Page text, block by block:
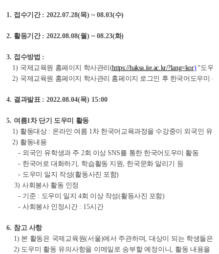
1. 접수기간 : 2022.07.28(목) ~ 08.03(수)
2. 활동기간 : 2022.08.08(월 ) ~ 08.23(화)
3. 접수방법 :
1) 국제교육원 홈페이지 학사관리(https://haksa.iie.ac.kr/?lang=kor) “도우
2) 국제교육원 홈페이지 학사관리 홈페이지 로그인 후 한국어도우미
4. 결과발표 : 2022.08.04(목) 15:00
5. 여름1 차 단기 도우미 활동
1) 활동대상 : 온라인 여름 1 차 한국어교육과정을 수강중이 외국인 유
2) 활동내용
- 외국인 유학생과 주 2회 이상 SNS를 통한 한국어도우미 활동
- 한국어로 대화하기 학습활동 지원
한국문화 알리기 등
- 도우미 일지 작성(활동사진 포함)
3)사회봉사 활동 인정
- 기준 : 도우미 일지 4회 이상 작성(활동사진 포함)
-사회봉사 인정시간 : 15시간
6. 참고 사항
1) 본 활동은 국제교육원(서울)에서 주관하며
대상이 되는 학생들은
2) 도우미 활동 유의사항을 이메일로 송부할 예정이니
활동 내용을